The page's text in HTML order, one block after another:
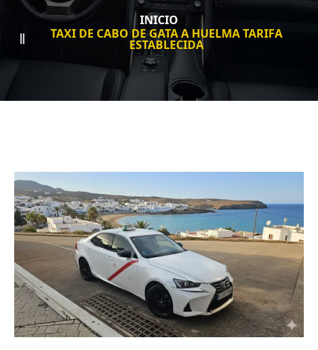
INICIO
TAXI DE CABO DE GATA A HUELMA TARIFA
ESTABLECIDA